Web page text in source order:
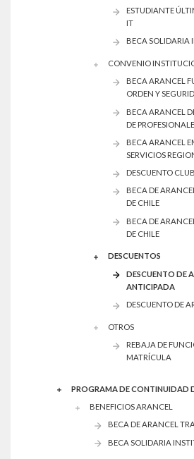
ESTUDIANTE
IT
BECA SOLIDARIA
CONVENIO
BECA ARANCEL
ORDEN Y
BECA ARANCEL
DE
BECA ARANCEL
SERVICIOS
DESCUENTO
BECA DE
DE CHILE
BECA DE
DE CHILE
DESCUENTOS
DESCUENTO DE
ANTICIPADA
DESCUENTO DE
OTROS
REBAJA DE
MATRÍCULA
PROGRAMA DE CONTINUIDAD
BENEFICIOS ARANCEL
BECA DE ARANCEL
BECA SOLIDARIA